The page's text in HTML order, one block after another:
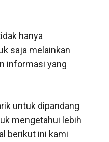
hanya
saja melainkan
informasi yang
untuk dipandang
mengetahui lebih
berikut ini kami